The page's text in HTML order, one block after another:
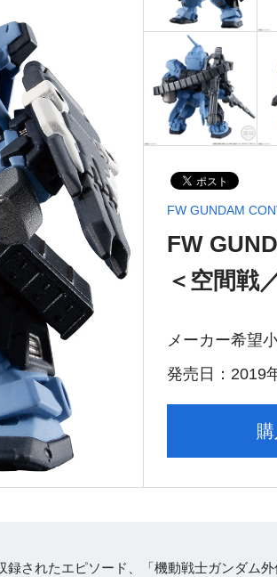
FW GUNDAM
FW
＜空間戦
メーカー希望
発売日：2019
されたエピソード、「機動戦士ガンダム外